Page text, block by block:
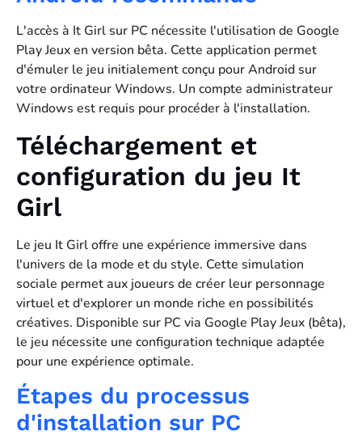
L'accès à It Girl sur PC nécessite l'utilisation de Google
Play Jeux en version bêta. Cette application permet
d'émuler le jeu initialement conçu pour Android sur
votre ordinateur Windows. Un compte administrateur
Windows est requis pour procéder à l'installation.
Téléchargement et
configuration du jeu It
Girl
Le jeu It Girl offre une expérience immersive dans
l'univers de la mode et du style. Cette simulation
sociale permet aux joueurs de créer leur personnage
virtuel et d'explorer un monde riche en possibilités
créatives. Disponible sur PC via Google Play Jeux (bêta),
le jeu nécessite une configuration technique adaptée
pour une expérience optimale.
Étapes du processus
d'installation sur PC